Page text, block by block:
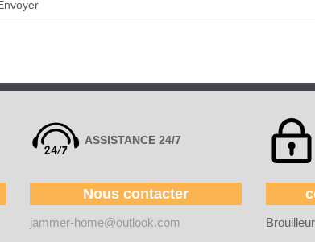
ASSISTANCE 24/7
Nous contacter
jammer-home@outlook.com